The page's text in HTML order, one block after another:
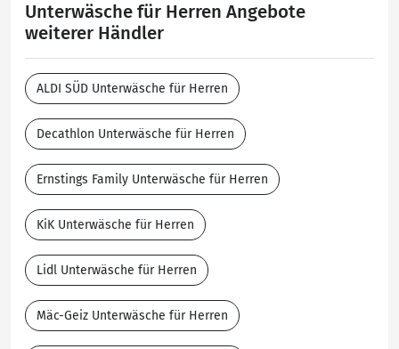
Unterwäsche für Herren Angebote
weiterer Händler
ALDI SÜD Unterwäsche für Herren
Decathlon Unterwäsche für Herren
Ernstings Family Unterwäsche für Herren
KiK Unterwäsche für Herren
Lidl Unterwäsche für Herren
Mäc-Geiz Unterwäsche für Herren